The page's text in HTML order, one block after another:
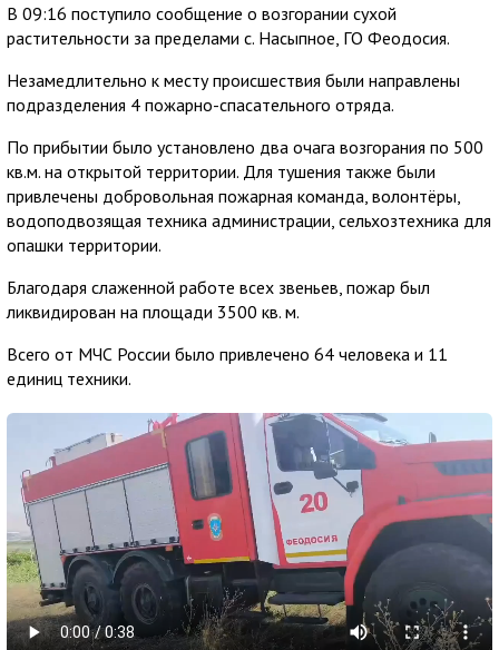
В 09:16 поступило сообщение о возгорании сухой
растительности за пределами с. Насыпное, ГО Феодосия.
Незамедлительно к месту происшествия были направлены
подразделения 4 пожарно-спасательного отряда.
По прибытии было установлено два очага возгорания по 500
кв.м. на открытой территории. Для тушения также были
привлечены добровольная пожарная команда, волонтёры,
водоподвозящая техника администрации, сельхозтехника для
опашки территории.
Благодаря слаженной работе всех звеньев, пожар был
ликвидирован на площади 3500 кв. м.
Всего от МЧС России было привлечено 64 человека и 11
единиц техники.